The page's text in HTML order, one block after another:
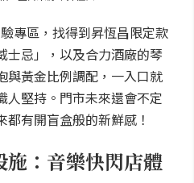
專區，找得到昇恆昌限定款
士忌」，以及合力酒廠的琴
與黃金比例調配，一入口就
人堅持。門市未來還會不定
有開盲盒般的新鮮感！
：音樂快閃店體